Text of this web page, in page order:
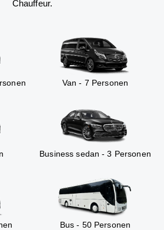
Chauffeur.
Van - 7 Personen
Business sedan - 3 Personen
Bus - 50 Personen